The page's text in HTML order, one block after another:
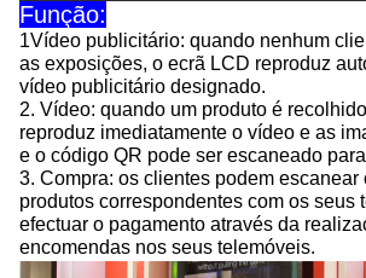
Função:
1Vídeo publicitário: quando nenhum
as exposições, o ecrã LCD reproduz
vídeo publicitário designado.
2. Vídeo: quando um produto é
reproduz imediatamente o vídeo e as
e o código QR pode ser escaneado
3. Compra: os clientes podem escanear
produtos correspondentes com os seus
efectuar o pagamento através da
encomendas nos seus telemóveis.